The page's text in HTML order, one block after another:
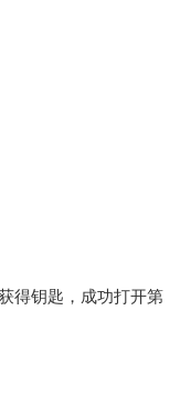
得钥匙，成功打开第